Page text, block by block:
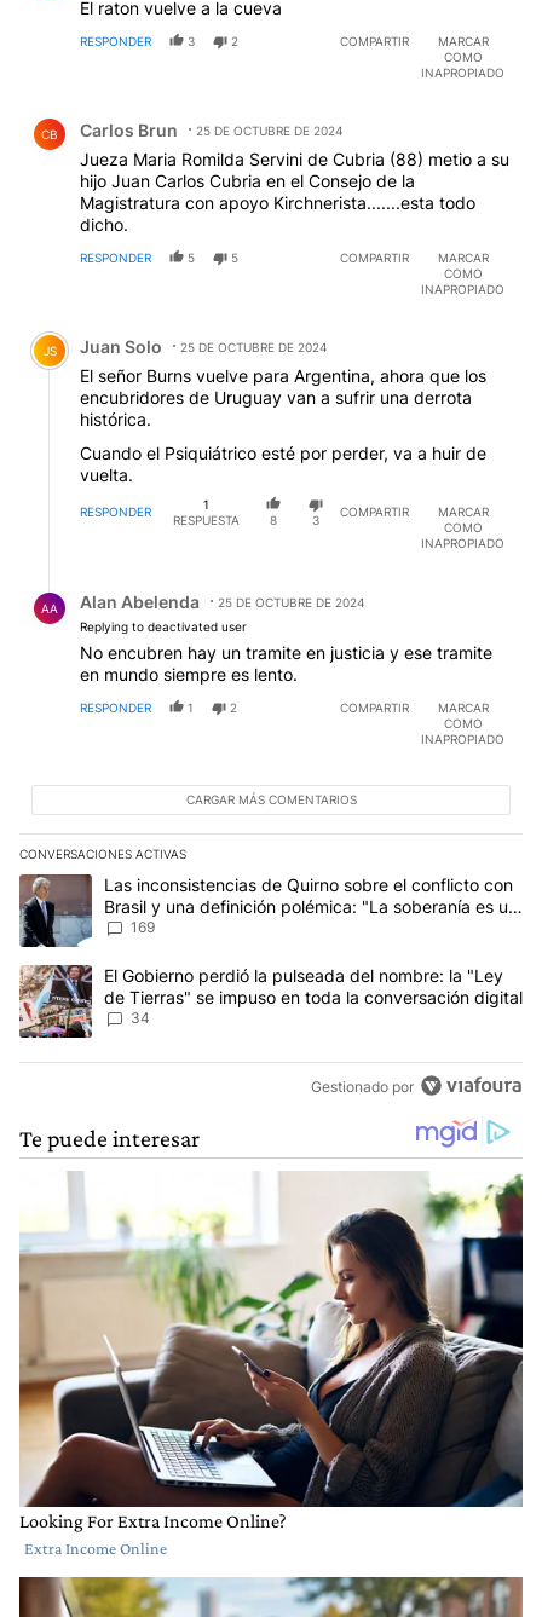
El raton vuelve a la cueva
RESPONDER 3 2 COMPARTIR
MARCAR
COMO
INAPROPIADO
CB Carlos Brun 25 DE OCTUBRE DE 2024
Jueza Maria Romilda Servini de Cubria (88) metio a su
hijo Juan Carlos Cubria en el Consejo de la
Magistratura con apoyo Kirchnerista.......esta todo
dicho.
RESPONDER 5 5 COMPARTIR
MARCAR
COMO
INAPROPIADO
Comentario de Juan Solo.
JS Juan Solo 25 DE OCTUBRE DE 2024
El señor Burns vuelve para Argentina, ahora que los
encubridores de Uruguay van a sufrir una derrota
histórica.
Cuando el Psiquiátrico esté por perder, va a huir de
vuelta.
RESPONDER
1
RESPUESTA
8 3
COMPARTIR
MARCAR
COMO
INAPROPIADO
AA Alan Abelenda
25 DE OCTUBRE DE 2024
Replying to deactivated user
No encubren hay un tramite en justicia y ese tramite
en mundo siempre es lento.
RESPONDER 1 2 COMPARTIR
MARCAR
COMO
INAPROPIADO
CARGAR MÁS COMENTARIOS
CONVERSACIONES ACTIVAS
Este listado muestra los artículos con más comentarios en los
Un artículo de tendencia con el título "Las inconsistencias de
Las inconsistencias de Quirno sobre el conflicto con
Brasil y una definición polémica: "La soberanía es un
concepto antiguo"
169
Un artículo de tendencia con el título "El Gobierno perdió la
El Gobierno perdió la pulseada del nombre: la "Ley
de Tierras" se impuso en toda la conversación digital
34
Gestionado por